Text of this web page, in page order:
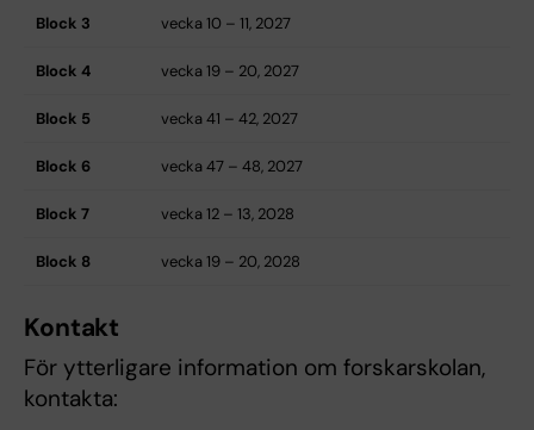
Block 3 vecka 10 – 11, 2027
Block 4 vecka 19 – 20, 2027
Block 5 vecka 41 – 42, 2027
Block 6 vecka 47 – 48, 2027
Block 7 vecka 12 – 13, 2028
Block 8 vecka 19 – 20, 2028
Kontakt
För ytterligare information om forskarskolan,
kontakta: